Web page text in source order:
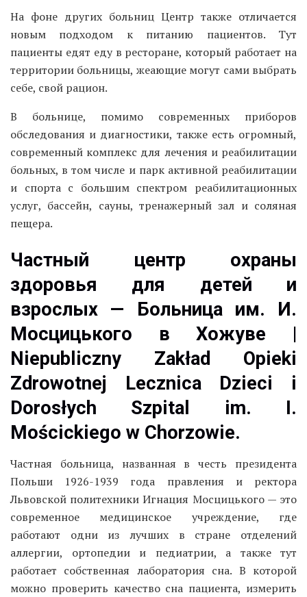
На фоне других больниц Центр также отличается
новым подходом к питанию пациентов. Тут
пациенты едят еду в ресторане, который работает на
территории больницы, жеающие могут сами выбрать
себе, свой рацион.
В больнице, помимо современных приборов
обследования и диагностики, также есть огромный,
современный комплекс для лечения и реабилитации
больных, в том числе и парк активной реабилитации
и спорта с большим спектром реабилитационных
услуг, бассейн, сауны, тренажерный зал и соляная
пещера.
Частный центр охраны
здоровья для детей и
взрослых — Больница им. И.
Мосцицького в Хожуве |
Niepubliczny Zakład Opieki
Zdrowotnej Lecznica Dzieci i
Dorosłych Szpital im. I.
Mościckiego w Chorzowie.
Частная больница, названная в честь президента
Польши 1926-1939 года правления и ректора
Львовской политехники Игнация Мосцицького — это
современное медицинское учреждение, где
работают одни из лучших в стране отделений
аллергии, ортопедии и педиатрии, а также тут
работает собственная лаборатория сна. В которой
можно проверить качество сна пациента, измерить